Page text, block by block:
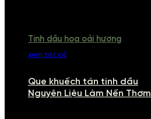
Tinh dầu hoa oải hương
xem tất cả
Que khuếch tán tinh dầu
Nguyên Liệu Làm Nến Thơm